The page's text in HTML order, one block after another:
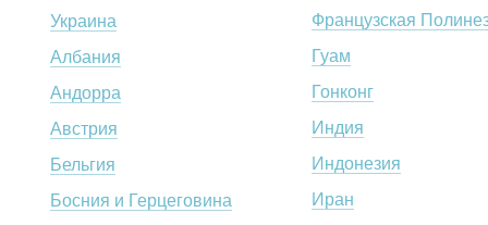
Украина
Албания
Андорра
Австрия
Бельгия
Босния и Герцеговина
Французская
Гуам
Гонконг
Индия
Индонезия
Иран